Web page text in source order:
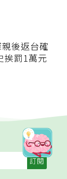
後返台確
挨罰1萬元